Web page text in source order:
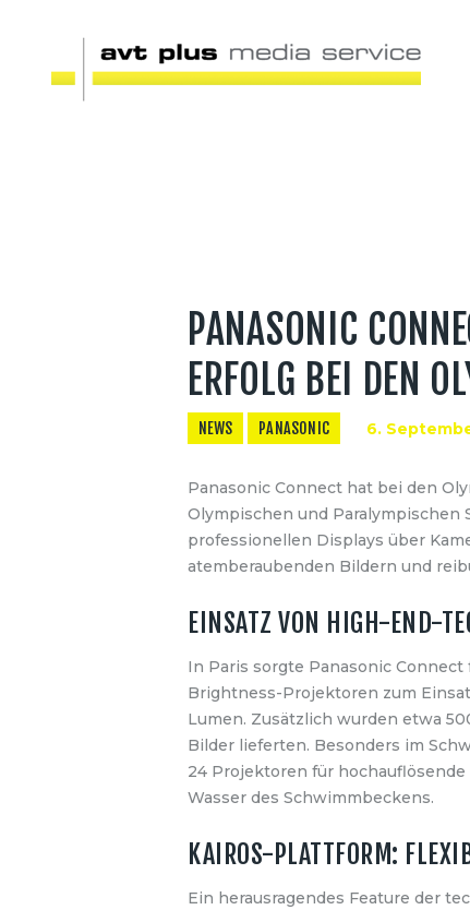
PANASONIC
ERFOLG BEI DEN
NEWS PANASONIC 6.
Panasonic Connect hat bei den
Olympischen und Paralympischen
professionellen Displays über
atemberaubenden Bildern und
EINSATZ VON HIGH-END-
In Paris sorgte Panasonic
Brightness-Projektoren zum
Lumen. Zusätzlich wurden etwa
Bilder lieferten. Besonders im
24 Projektoren für
Wasser des Schwimmbeckens.
KAIROS-PLATTFORM:
Ein herausragendes Feature der